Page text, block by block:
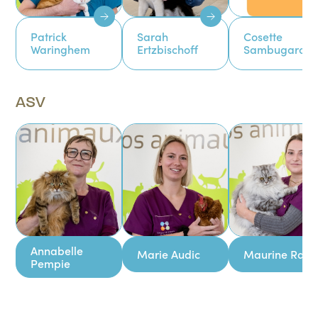
Patrick
Waringhem
Sarah
Ertzbischoff
Cosette
Sambugaro
ASV
Annabelle
Pempie
Marie Audic Maurine Rault